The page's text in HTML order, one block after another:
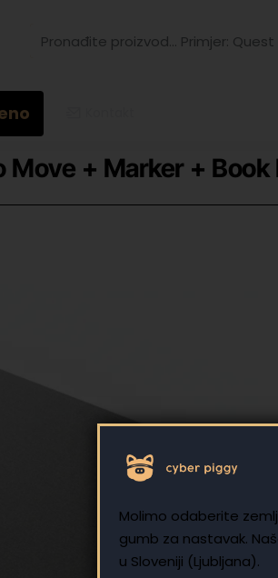
Molimo odaberite
gumb za nastavak.
u Sloveniji (Ljubljana).
Pronađite
Quest
+ Marker + Book